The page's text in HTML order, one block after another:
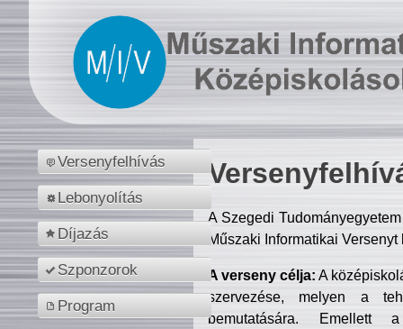
Versenyfelhívás
Lebonyolítás
Díjazás
Szponzorok
Program
A Szegedi
Műszaki Informatikai
A verseny célja: A
szervezése, melyen a
bemutatására. Emellett